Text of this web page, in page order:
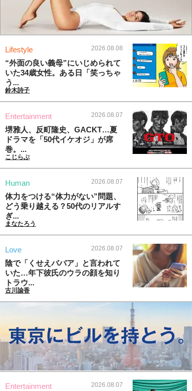
Lifestyle 2026.08.08
“外面の良い義母”にいじめられて
いた34歳女性。ある日「笑っちゃ
う...
鈴木詩子
Entertainment 2026.08.07
堺雅人、反町隆史、GACKT…夏
ドラマを「50代イケオジ」が席
巻。...
こじらぶ
Human 2026.08.07
体力をつける“体力がない”問題、
どう乗り越える？50代のリアルす
ぎ...
まなたろう
Love 2026.08.07
陰で「くせえババア」と言われて
いた…年下彼氏のウラの顔を知り
トラウ...
古川諭香
Entertainment 2026.08.07